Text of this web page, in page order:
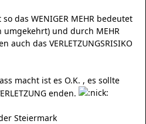
das WENIGER MEHR bedeutet
und durch MEHR
auch das VERLETZUNGSRISIKO
macht ist es O.K. , es sollte
enden.
Steiermark